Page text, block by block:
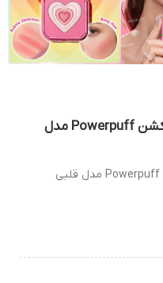
رژگونه پودری شاین شیگلم از کالکشن Powerpuff مدل